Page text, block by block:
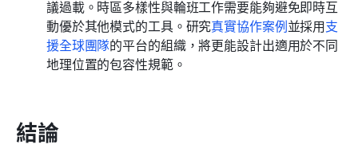
議過載。時區多樣性與輪班工作需要能夠避免即時互
動優於其他模式的工具。研究真實協作案例並採用支
援全球團隊的平台的組織，將更能設計出適用於不同
地理位置的包容性規範。
結論